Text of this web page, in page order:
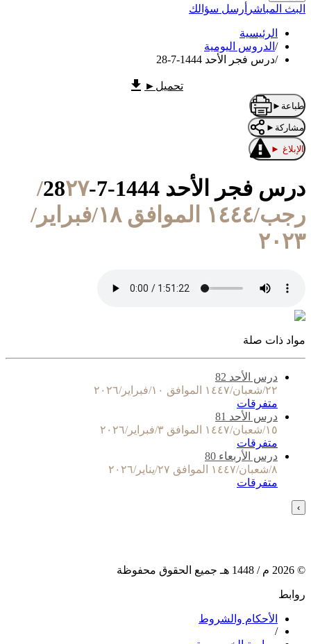
البث المباشر أرسل سؤالك
الرئيسية
/ الدروس اليومية
/درس فجر الأحد 1444-7-28
تحميل ►
طباعة ►
مشاركة ►
الإبلاغ ►
درس فجر الأحد 1444-7-28
٢٧/
رجب/١٤٤٤ الموافق ١٨/فبراير/
٢٠٢٣
مواد ذات صلة
درس الأحد 82
٢٢/شعبان/١٤٤٧ الموافق ١٠/فبراير/٢٠٢٦
متفرقات
درس الأحد 81
١٥/شعبان/١٤٤٧ الموافق ٣/فبراير/٢٠٢٦
متفرقات
درس الأربعاء 80
٨/شعبان/١٤٤٧ الموافق ٢٧/يناير/٢٠٢٦
متفرقات
›
©
2026 م / 1448 هـ جميع الحقوق محفوظة
روابط
الأحكام والشروط
/